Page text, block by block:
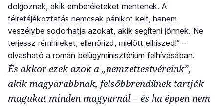
dolgoznak, akik emberéleteket mentenek. A
félretájékoztatás nemcsak pánikot kelt, hanem
veszélybe sodorhatja azokat, akik segíteni jönnek. Ne
terjessz rémhíreket, ellenőrizd, mielőtt elhiszed!” –
olvasható a román belügyminisztérium felhívásában.
És akkor ezek azok a „nemzettestvéreink”,
akik magyarabbnak, felsőbbrendűnek tartják
magukat minden magyarnál – és ha éppen nem